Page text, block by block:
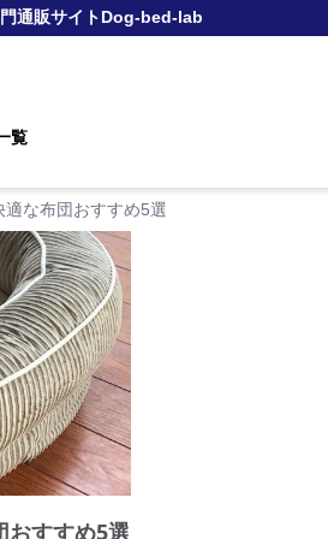
通販サイトDog-bed-lab
覧
な布団おすすめ5選
おすすめ5選